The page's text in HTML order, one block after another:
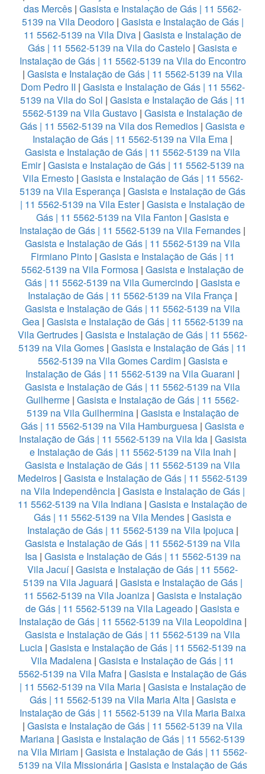
das Mercês | Gasista e Instalação de Gás | 11 5562-
5139 na Vila Deodoro| Gasista e Instalação de Gás |
11 5562-5139 na Vila Diva | Gasista e Instalação de
Gás | 11 5562-5139 na Vila do Castelo | Gasista e
Instalação de Gás | 11 5562-5139 na Vila do Encontro
| Gasista e Instalação de Gás | 11 5562-5139 na Vila
Dom Pedro II | Gasista e Instalação de Gás | 11 5562-
5139 na Vila do Sol | Gasista e Instalação de Gás | 11
5562-5139 na Vila Gustavo | Gasista e Instalação de
Gás | 11 5562-5139 na Vila dos Remedios | Gasista e
Instalação de Gás | 11 5562-5139 na Vila Ema |
Gasista e Instalação de Gás | 11 5562-5139 na Vila
Emir| Gasista e Instalação de Gás | 11 5562-5139 na
Vila Ernesto| Gasista e Instalação de Gás | 11 5562-
5139 na Vila Esperança | Gasista e Instalação de Gás
| 11 5562-5139 na Vila Ester| Gasista e Instalação de
Gás | 11 5562-5139 na Vila Fanton | Gasista e
Instalação de Gás | 11 5562-5139 na Vila Fernandes |
Gasista e Instalação de Gás | 11 5562-5139 na Vila
Firmiano Pinto| Gasista e Instalação de Gás | 11
5562-5139 na Vila Formosa | Gasista e Instalação de
Gás | 11 5562-5139 na Vila Gumercindo | Gasista e
Instalação de Gás | 11 5562-5139 na Vila França |
Gasista e Instalação de Gás | 11 5562-5139 na Vila
Gea | Gasista e Instalação de Gás | 11 5562-5139 na
Vila Gertrudes | Gasista e Instalação de Gás | 11 5562-
5139 na Vila Gomes | Gasista e Instalação de Gás | 11
5562-5139 na Vila Gomes Cardim| Gasista e
Instalação de Gás | 11 5562-5139 na Vila Guarani |
Gasista e Instalação de Gás | 11 5562-5139 na Vila
Guilherme | Gasista e Instalação de Gás | 11 5562-
5139 na Vila Guilhermina| Gasista e Instalação de
Gás | 11 5562-5139 na Vila Hamburguesa | Gasista e
Instalação de Gás | 11 5562-5139 na Vila Ida| Gasista
e Instalação de Gás | 11 5562-5139 na Vila Inah |
Gasista e Instalação de Gás | 11 5562-5139 na Vila
Medeiros | Gasista e Instalação de Gás | 11 5562-5139
na Vila Independência| Gasista e Instalação de Gás |
11 5562-5139 na Vila Indiana | Gasista e Instalação de
Gás | 11 5562-5139 na Vila Mendes | Gasista e
Instalação de Gás | 11 5562-5139 na Vila Ipojuca|
Gasista e Instalação de Gás | 11 5562-5139 na Vila
Isa| Gasista e Instalação de Gás | 11 5562-5139 na
Vila Jacuí| Gasista e Instalação de Gás | 11 5562-
5139 na Vila Jaguará| Gasista e Instalação de Gás |
11 5562-5139 na Vila Joaniza| Gasista e Instalação
de Gás | 11 5562-5139 na Vila Lageado | Gasista e
Instalação de Gás | 11 5562-5139 na Vila Leopoldina|
Gasista e Instalação de Gás | 11 5562-5139 na Vila
Lucia| Gasista e Instalação de Gás | 11 5562-5139 na
Vila Madalena | Gasista e Instalação de Gás | 11
5562-5139 na Vila Mafra | Gasista e Instalação de Gás
| 11 5562-5139 na Vila Maria| Gasista e Instalação de
Gás | 11 5562-5139 na Vila Maria Alta| Gasista e
Instalação de Gás | 11 5562-5139 na Vila Maria Baixa
| Gasista e Instalação de Gás | 11 5562-5139 na Vila
Mariana | Gasista e Instalação de Gás | 11 5562-5139
na Vila Miriam | Gasista e Instalação de Gás | 11 5562-
5139 na Vila Missionária| Gasista e Instalação de Gás